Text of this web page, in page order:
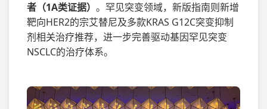
者（1A类证据） 。罕见突变领域，新版指南则新增
靶向HER2的宗艾替尼及多款KRAS G12C突变抑制
剂相关治疗推荐，进一步完善驱动基因罕见突变
NSCLC的治疗体系。